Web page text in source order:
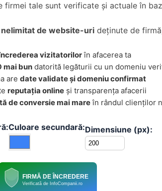
tale sunt verificate și actuale în
nelimitat de website-urideținute de
vizitatorilorîn afacerea ta
mai bun datorită legăturii cu un domeniu
are date validate și domeniu confirmat
reputația online și transparența afacerii
de conversie mai mareîn rândul clienților
Culoare secundară:Dimensiune (px):
FIRMĂ DE ÎNCREDERE
Verificată de InfoCompanii.ro